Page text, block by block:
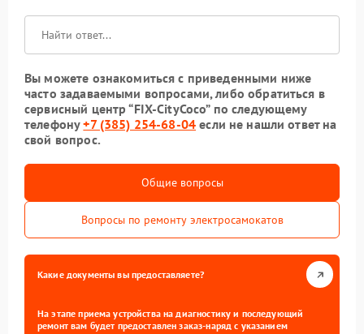
Вы можете ознакомиться с приведенными ниже
часто задаваемыми вопросами, либо обратиться в
сервисный центр “FIX-CityCoco” по следующему
телефону+7 (385) 254-68-04 если не нашли ответ на
свой вопрос.
Общие вопросы
Вопросы по ремонту электросамокатов
Какие документы вы предоставляете?
На этапе приема устройства на диагностику и последующий
ремонт вам будет предоставлен заказ-наряд с указанием